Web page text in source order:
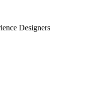
Designers